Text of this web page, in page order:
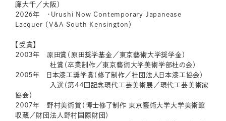
廊大千／大阪）
２０２６年 ・Urushi Now Contemporary Japanease
Lacquer （V&A South Kensington）
【受賞】
２００３年 原田賞（原田奨学基金／東京藝術大学奨学金）
杜賞（卒業制作／東京藝術大学美術学部杜の会）
２００５年 日本漆工奨学賞（修了制作／社団法人日本漆工協会）
入選（第４４回記念現代工芸美術展／現代工芸美術家
協会）
２００７年 野村美術賞（博士修了制作 東京藝術大学大学美術館
収蔵／財団法人野村国際財団）